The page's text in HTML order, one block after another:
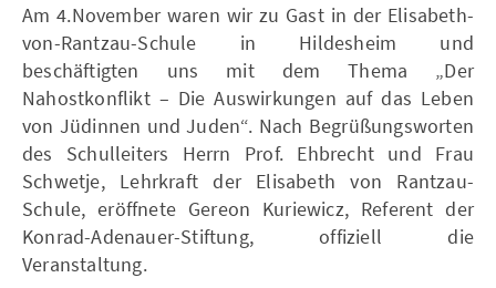
Am 4.November waren wir zu Gast in der Elisabeth-
von-Rantzau-Schule in Hildesheim und
beschäftigten uns mit dem Thema „Der
Nahostkonflikt – Die Auswirkungen auf das Leben
von Jüdinnen und Juden“. Nach Begrüßungsworten
des Schulleiters Herrn Prof. Ehbrecht und Frau
Schwetje, Lehrkraft der Elisabeth von Rantzau-
Schule, eröffnete Gereon Kuriewicz, Referent der
Konrad-Adenauer-Stiftung, offiziell die
Veranstaltung.